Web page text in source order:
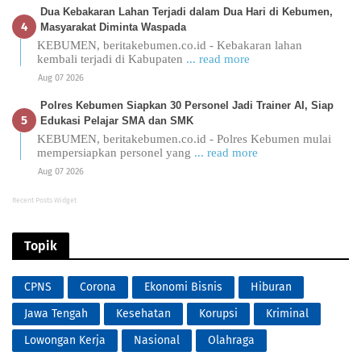
Dua Kebakaran Lahan Terjadi dalam Dua Hari di Kebumen,
Masyarakat Diminta Waspada
KEBUMEN, beritakebumen.co.id - Kebakaran lahan
kembali terjadi di Kabupaten ... read more
Aug 07 2026
Polres Kebumen Siapkan 30 Personel Jadi Trainer AI, Siap
Edukasi Pelajar SMA dan SMK
KEBUMEN, beritakebumen.co.id - Polres Kebumen mulai
mempersiapkan personel yang ... read more
Aug 07 2026
Recent Posts Widget
Topik
CPNS Corona Ekonomi Bisnis
Hiburan
Jawa Tengah
Kesehatan Korupsi
Kriminal
Lowongan Kerja
Nasional Olahraga